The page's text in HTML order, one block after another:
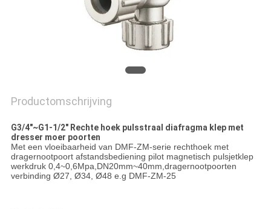
Productomschrijving
G3/4"~G1-1/2" Rechte hoek pulsstraal diafragma klep met
dresser moer poorten
Met een vloeibaarheid van DMF-ZM-serie rechthoek met
dragernootpoort afstandsbediening pilot magnetisch pulsjetklep
werkdruk 0,4~0,6Mpa,DN20mm~40mm,dragernootpoorten
verbinding Ø27, Ø34, Ø48 e.g DMF-ZM-25